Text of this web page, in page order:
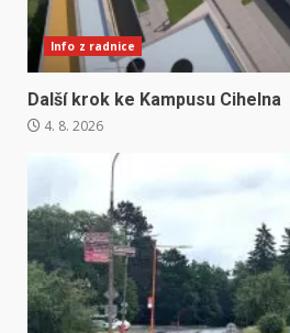
Info z radnice
Další krok ke Kampusu Cihelna
4. 8. 2026